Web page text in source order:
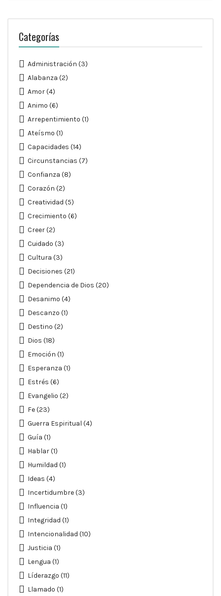
Categorías
Administración (3)
Alabanza (2)
Amor(4)
Animo (6)
Arrepentimiento (1)
Ateísmo (1)
Capacidades (14)
Circunstancias (7)
Confianza (8)
Corazón (2)
Creatividad (5)
Crecimiento (6)
Creer(2)
Cuidado (3)
Cultura (3)
Decisiones (21)
Dependencia de Dios (20)
Desanimo (4)
Descanzo (1)
Destino (2)
Dios (18)
Emoción (1)
Esperanza (1)
Estrés (6)
Evangelio (2)
Fe(23)
Guerra Espiritual (4)
Guía (1)
Hablar(1)
Humildad (1)
Ideas (4)
Incertidumbre(3)
Influencia (1)
Integridad (1)
Intencionalidad (10)
Justicia (1)
Lengua (1)
Líderazgo (11)
Llamado (1)